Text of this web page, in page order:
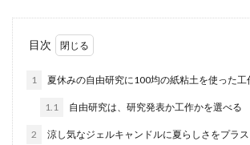
か、出席しようか悩んでいる
でしょうか。...
目次
1 夏休みの自由研究に100均の紙粘土を使った工
1.1 自由研究は、研究発表か工作かを選べる
2 涼し気なジェルキャンドルに夏らしさをプラス